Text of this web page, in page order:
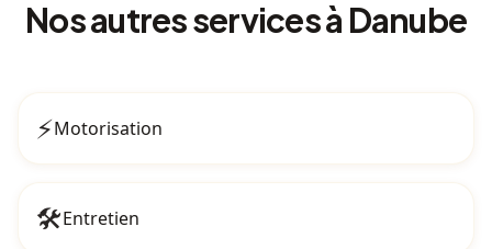
Nos autres servicesà Danube
⚡Motorisation
🛠️Entretien